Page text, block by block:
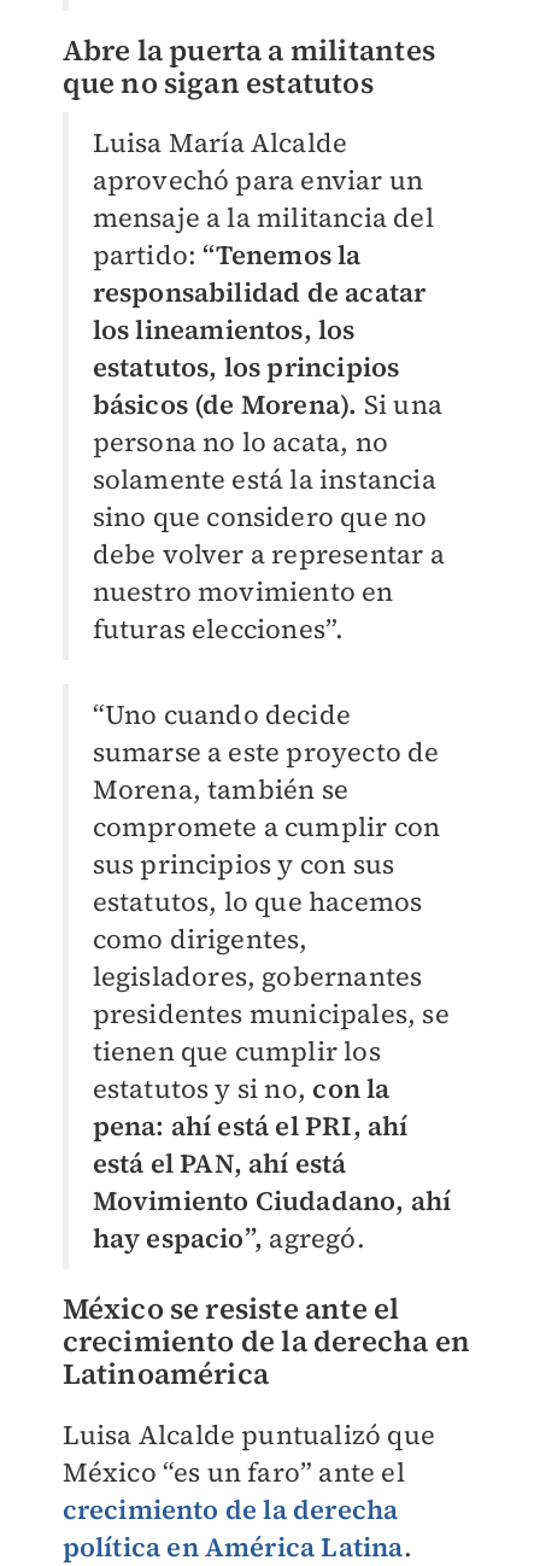
Abre la puerta a militantes
que no sigan estatutos
Luisa María Alcalde
aprovechó para enviar un
mensaje a la militancia del
partido:“Tenemos la
responsabilidad de acatar
los lineamientos, los
estatutos, los principios
básicos (de Morena). Si una
persona no lo acata, no
solamente está la instancia
sino que considero que no
debe volver a representar a
nuestro movimiento en
futuras elecciones”.
“Uno cuando decide
sumarse a este proyecto de
Morena, también se
compromete a cumplir con
sus principios y con sus
estatutos, lo que hacemos
como dirigentes,
legisladores, gobernantes
presidentes municipales, se
tienen que cumplir los
estatutos y si no, con la
pena: ahí está el PRI, ahí
está el PAN, ahí está
Movimiento Ciudadano, ahí
hay espacio”, agregó.
México se resiste ante el
crecimiento de la derecha en
Latinoamérica
Luisa Alcalde puntualizó que
México “es un faro” ante el
crecimiento de la derecha
política en América Latina.